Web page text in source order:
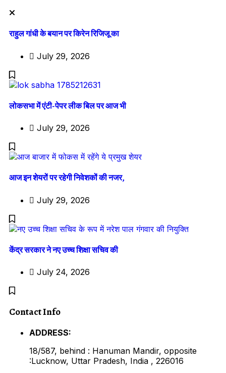
राहुल गांधी के बयान पर किरेन रिजिजू का
July 29, 2026
लोकसभा में एंटी-पेपर लीक बिल पर आज भी
July 29, 2026
आज इन शेयरों पर रहेगी निवेशकों की नजर,
July 29, 2026
केंद्र सरकार ने नए उच्च शिक्षा सचिव की
July 24, 2026
Contact Info
ADDRESS:
18/587, behind : Hanuman Mandir, opposite
:Lucknow, Uttar Pradesh, India , 226016